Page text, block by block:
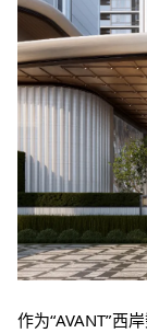
作为“AVANT”西